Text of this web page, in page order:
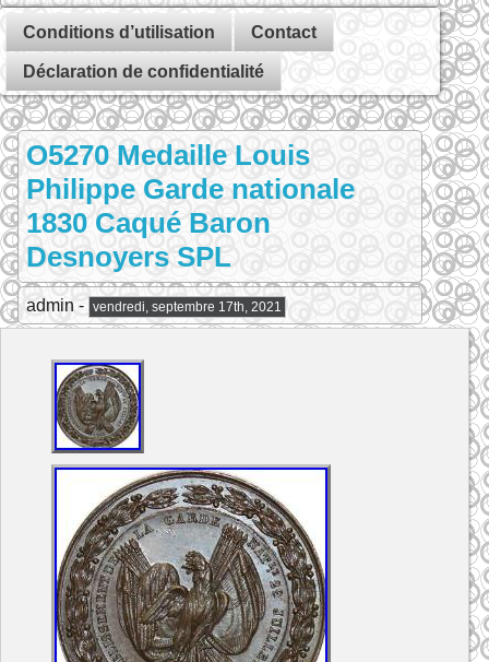
Conditions d’utilisation Contact
Déclaration de confidentialité
O5270 Medaille Louis
Philippe Garde nationale
1830 Caqué Baron
Desnoyers SPL
admin - vendredi, septembre 17th, 2021